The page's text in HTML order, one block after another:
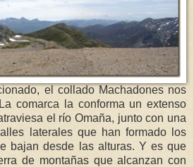
el collado Machadones nos
comarca la conforma un extenso
el río Omaña, junto con una
laterales que han formado los
bajan desde las alturas. Y es que
de montañas que alcanzan con